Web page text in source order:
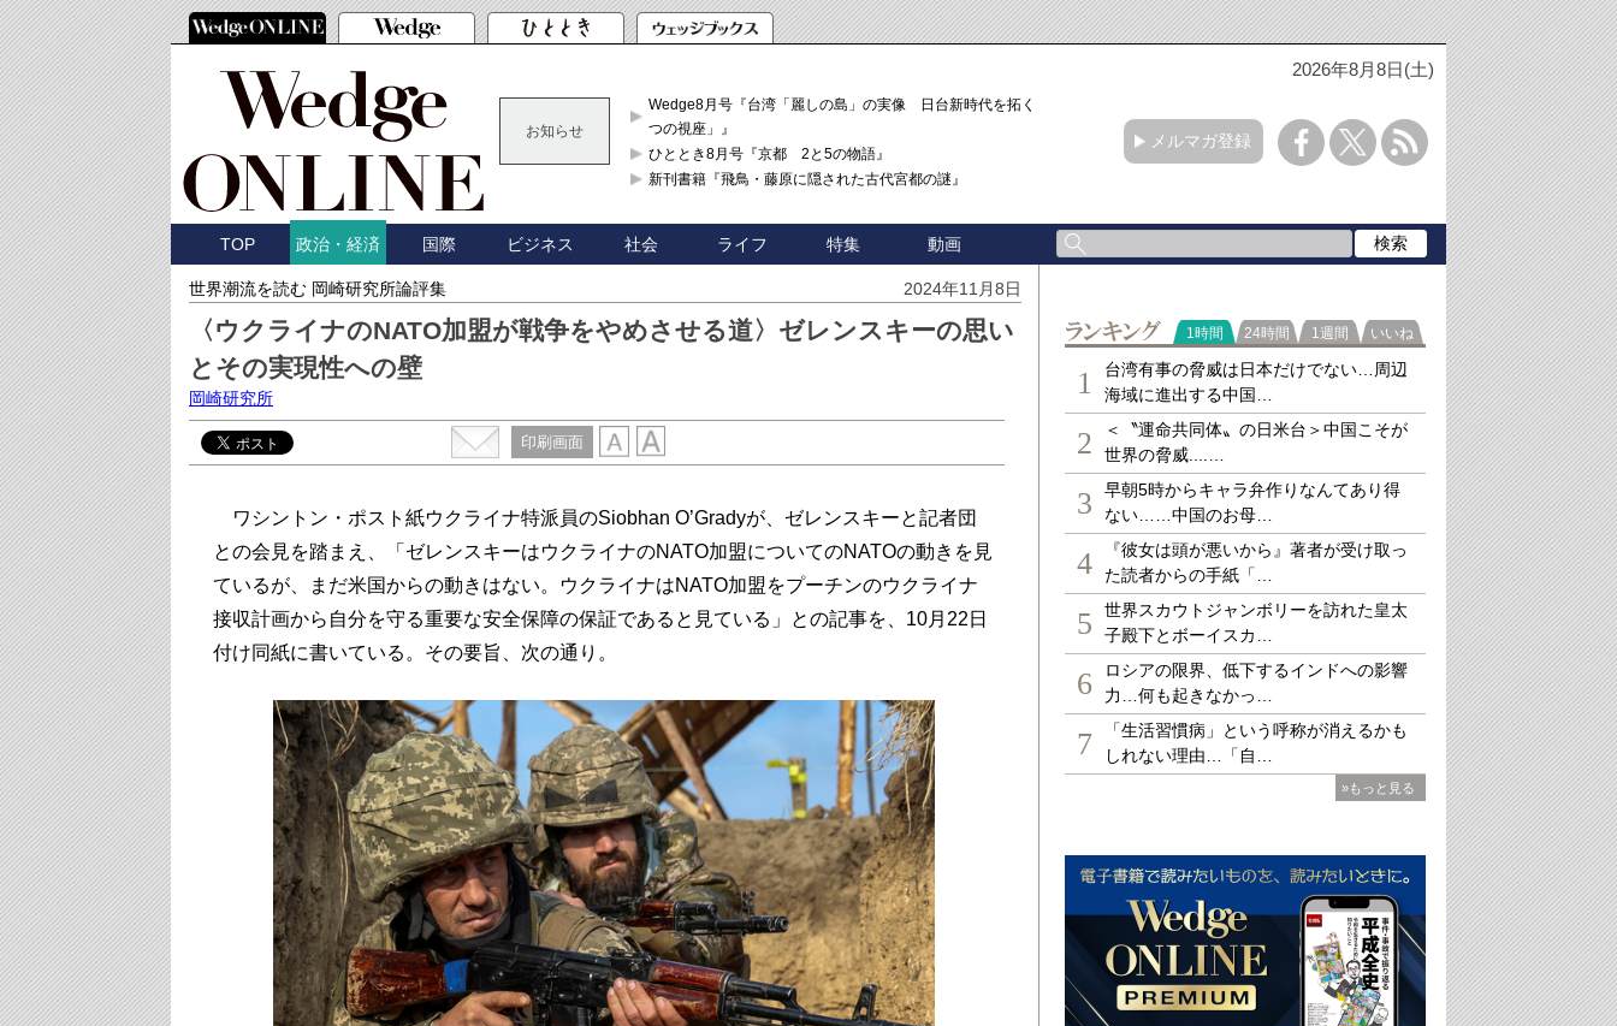
2026年8月8日(土)
お知らせ
Wedge8月号『台湾「麗しの島」の実像 日台新時代を拓く「3
つの視座」』
ひととき8月号『京都 2と5の物語』
新刊書籍『飛鳥・藤原に隠された古代宮都の謎』
メルマガ登録
TOP 政治・経済 国際 ビジネス 社会 ライフ 特集 動画
世界潮流を読む 岡崎研究所論評集 2024年11月8日
〈ウクライナのNATO加盟が戦争をやめさせる道〉ゼレンスキーの思い
とその実現性への壁
岡崎研究所
印刷画面
ワシントン・ポスト紙ウクライナ特派員のSiobhan O’Gradyが、ゼレンスキーと記者団
との会見を踏まえ、「ゼレンスキーはウクライナのNATO加盟についてのNATOの動きを見
ているが、まだ米国からの動きはない。ウクライナはNATO加盟をプーチンのウクライナ
接収計画から自分を守る重要な安全保障の保証であると見ている」との記事を、10月22日
付け同紙に書いている。その要旨、次の通り。
ランキング
1時間 24時間 1週間 いいね
1
台湾有事の脅威は日本だけでない…周辺
海域に進出する中国…
2
＜〝運命共同体〟の日米台＞中国こそが
世界の脅威....…
3
早朝5時からキャラ弁作りなんてあり得
ない……中国のお母…
4
『彼女は頭が悪いから』著者が受け取っ
た読者からの手紙「…
5
世界スカウトジャンボリーを訪れた皇太
子殿下とボーイスカ…
6
ロシアの限界、低下するインドへの影響
力…何も起きなかっ…
7
「生活習慣病」という呼称が消えるかも
しれない理由…「自…
»もっと見る